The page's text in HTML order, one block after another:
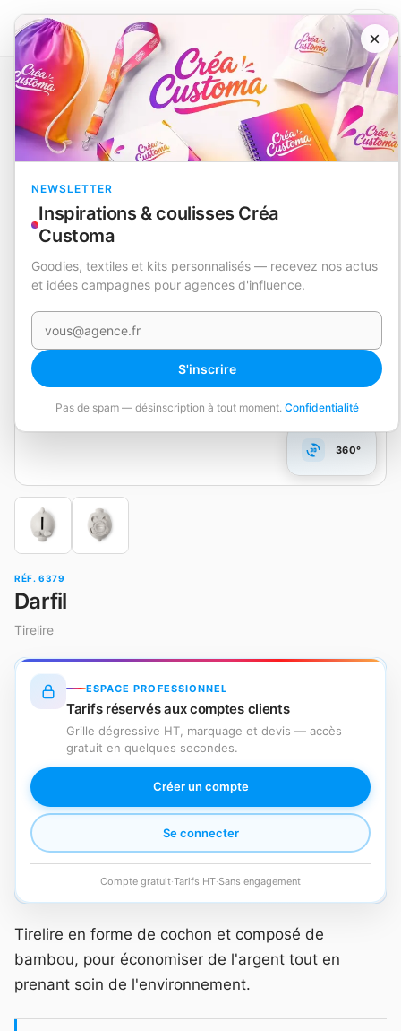
×
NEWSLETTER
Inspirations & coulisses Créa
Customa
Goodies, textiles et kits personnalisés — recevez nos actus
et idées campagnes pour agences d'influence.
Votre e-mail
S'inscrire
Pas de spam — désinscription à tout moment. Confidentialité
Catalogue Loisirs et divertissement Tirelire Darfil
EN STOCK
360°
RÉF. 6379
Darfil
Tirelire
ESPACE PROFESSIONNEL
Tarifs réservés aux comptes clients
Grille dégressive HT, marquage et devis — accès
gratuit en quelques secondes.
Créer un compte
Se connecter
Compte gratuit·Tarifs HT·Sans engagement
Tirelire en forme de cochon et composé de
bambou, pour économiser de l'argent tout en
prenant soin de l'environnement.